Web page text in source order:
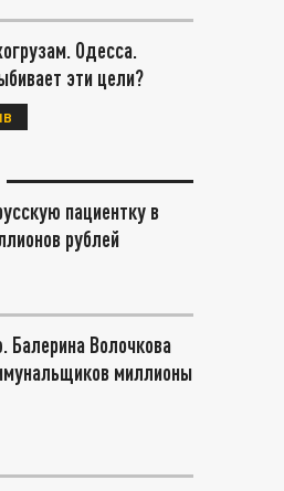
Одесса.
эти цели?
пациентку в
рублей
Балерина Волочкова
миллионы